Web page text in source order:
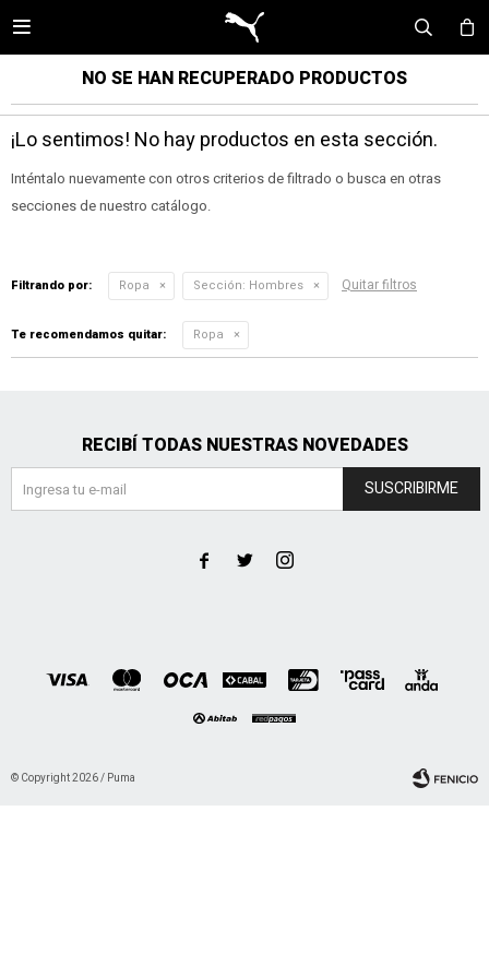

NO SE HAN RECUPERADO PRODUCTOS
¡Lo sentimos! No hay productos en esta sección.
Inténtalo nuevamente con otros criterios de filtrado o busca en otras
secciones de nuestro catálogo.
Filtrando por: Ropa Sección: Hombres Quitar filtros
Te recomendamos quitar: Ropa
RECIBÍ TODAS NUESTRAS NOVEDADES
SUSCRIBIRME
  
© Copyright 2026 / Puma